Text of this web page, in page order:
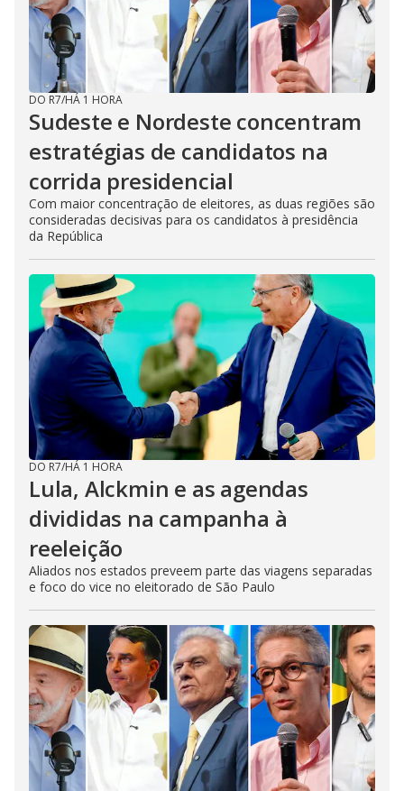
DO R7/HÁ 1 HORA
Sudeste e Nordeste concentram
estratégias de candidatos na
corrida presidencial
Com maior concentração de eleitores, as duas regiões são
consideradas decisivas para os candidatos à presidência
da República
DO R7/HÁ 1 HORA
Lula, Alckmin e as agendas
divididas na campanha à
reeleição
Aliados nos estados preveem parte das viagens separadas
e foco do vice no eleitorado de São Paulo